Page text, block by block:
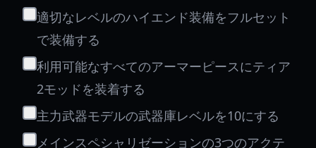
適切なレベルのハイエンド装備をフルセット
で装備する
利用可能なすべてのアーマーピースにティア
2モッドを装着する
主力武器モデルの武器庫レベルを10にする
メインスペシャリゼーションの3つのアクテ